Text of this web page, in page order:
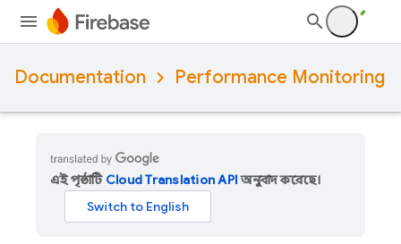
Documentation Performance Monitoring
এই পৃষ্ঠাটি Cloud Translation APIঅনুবাদ করেছে।